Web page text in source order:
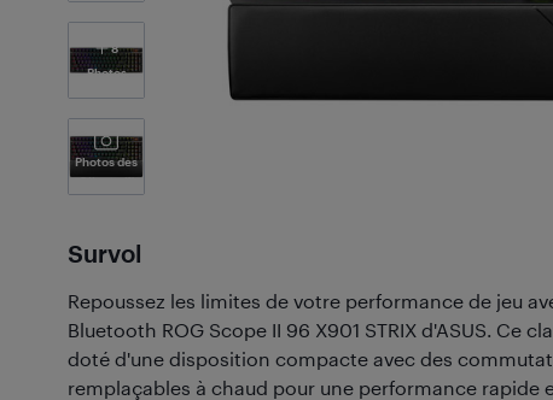
8
Photos
Photos des
Clients(1)
Survol
Repoussez les limites de votre performance de jeu
Bluetooth ROG Scope II 96 X901 STRIX d'ASUS. Ce
doté d'une disposition compacte avec des
remplaçables à chaud pour une performance rapide